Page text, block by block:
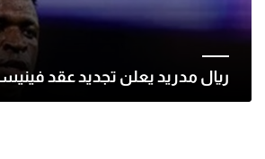
ريال مدريد يعلن تجديد عقد